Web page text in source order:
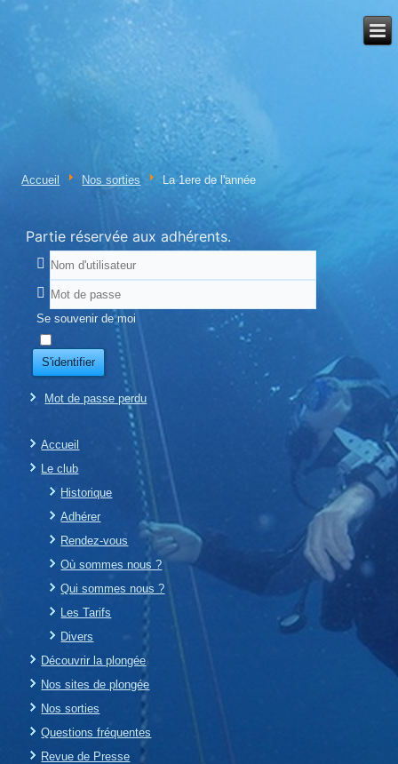
Accueil Nos sorties La 1ere de l'année
Partie réservée aux adhérents.
Se souvenir de moi
S'identifier
Mot de passe perdu
Accueil
Le club
Historique
Adhérer
Rendez-vous
Où sommes nous ?
Qui sommes nous ?
Les Tarifs
Divers
Découvrir la plongée
Nos sites de plongée
Nos sorties
Questions fréquentes
Revue de Presse